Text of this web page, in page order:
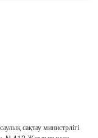
сақтау министрлігі